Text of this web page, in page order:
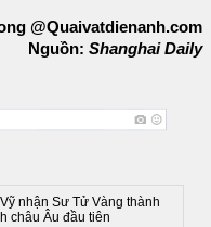
@Quaivatdienanh.com
Nguồn: Shanghai Daily
nhận Sư Tử Vàng thành
châu Âu đầu tiên